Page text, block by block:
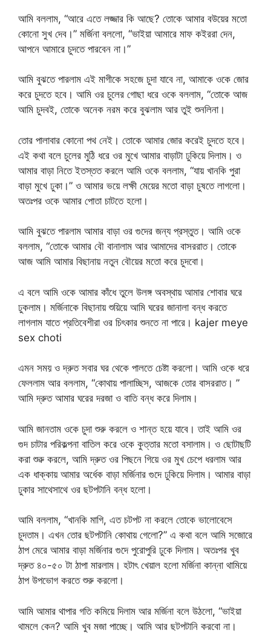
আমি বললাম, “আরে এতে লজ্জার কি আছে? তোকে আমার বউয়ের মতো
কোনো সুখ দেব।” মর্জিনা বললো, “ভাইয়া আমারে মাফ কইররা দেন,
আপনে আমারে চুদতে পারবেন না।”
আমি বুঝতে পারলাম এই মাগীকে সহজে চুদা যাবে না, আমাকে ওকে জোর
করে চুদতে হবে। আমি ওর চুলের গোছা ধরে ওকে বললাম, “তোকে আজ
আমি চুদবই, তোকে অনেক নরম করে বুঝলাম আর তুই শুনলিনা।
তোর পালাবার কোনো পথ নেই। তোকে আমার জোর করেই চুদতে হবে।
এই কথা বলে চুলের মুঠি ধরে ওর মুখে আমার বাড়াটা ঢুকিয়ে দিলাম। ও
আমার বাড়া নিতে ইতস্তত করলে আমি ওকে বললাম, “যায় খানকি পুরা
বাড়া মুখে ঢুকা।” ও আমার ভয়ে লক্ষী মেয়ের মতো বাড়া চুষতে লাগলো।
অতঃপর ওকে আমার পোতা চাটতে হলো।
আমি বুঝতে পারলাম আমার বাড়া ওর গুদের জন্য প্রস্তুত। আমি ওকে
বললাম, “তোকে আমার বৌ বানালাম আর আমাদের বাসররাত। তোকে
আজ আমি আমার বিছানায় নতুন বৌয়ের মতো করে চুদবো।
এ বলে আমি ওকে আমার কাঁধে তুলে উলঙ্গ অবস্থায় আমার শোবার ঘরে
ঢুকলাম। মর্জিনাকে বিছানায় শুয়িয়ে আমি ঘরের জানালা বন্ধ করতে
লাগলাম যাতে প্রতিবেশীরা ওর চিৎকার শুনতে না পারে। kajer meye
sex choti
এমন সময় ও দ্রুত সবার ঘর থেকে পালতে চেষ্টা করলো। আমি ওকে ধরে
ফেললাম আর বললাম, “কোথায় পালাচ্ছিস, আজকে তোর বাসররাত। ”
আমি দ্রুত আমার ঘরের দরজা ও বাতি বন্ধ করে দিলাম।
আমি জানতাম ওকে চুদা শুরু করলে ও শান্ত হয়ে যাবে। তাই আমি ওর
গুদ চাটার পরিকল্পনা বাতিল করে ওকে কুত্তার মতো বসালাম। ও ছোটাছটি
করা শুৱু করলে, আমি দ্রুত ওর পিছনে গিয়ে ওর মুখ চেপে ধরলাম আর
এক ধাক্কায় আমার অর্ধেক বাড়া মর্জিনার গুদে ঢুকিয়ে দিলাম। আমার বাড়া
ঢুকার সাথেসাথে ওর ছটপটানি বন্ধ হলো।
আমি বললাম, “খানকি মাগি, এত চটপট না করলে তোকে ভালোবেসে
চুদতাম। এখন তোর ছটপটানি কোথায় গেলো?” এ কথা বলে আমি সজোরে
ঠাপ মেরে আমার বাড়া মর্জিনার গুদে পুরোপুরি ঢুকে দিলাম। অতঃপর খুব
দ্রুত ৪০-৫০ টা ঠাপা মারলাম। হটাৎ খেয়াল হলো মর্জিনা কান্না থামিয়ে
ঠাপ উপভোগ করতে শুরু করলো।
আমি আমার থাপার গতি কমিয়ে দিলাম আর মর্জিনা বলে উঠলো, “ভাইয়া
থামলে কেন? আমি খুব মজা পাচ্ছে। আমি আর ছটপটানি করবো না।